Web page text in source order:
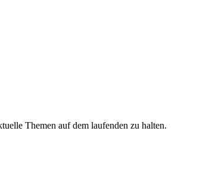
Themen auf dem laufenden zu halten.